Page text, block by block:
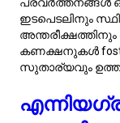
നൽകാവുന്നതാണ്.
ശൈലിയുമായി
ബുദ്ധിമാനായും
സാധ്യത
മനസ്സുകൾ